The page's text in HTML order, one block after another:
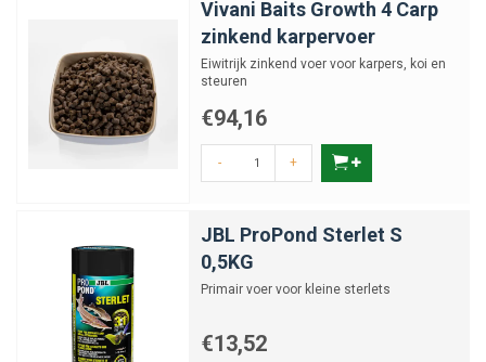
Vivani Baits Growth 4 Carp
zinkend karpervoer
Eiwitrijk zinkend voer voor karpers, koi en
steuren
€94,16
- +
JBL ProPond Sterlet S
0,5KG
Primair voer voor kleine sterlets
€13,52